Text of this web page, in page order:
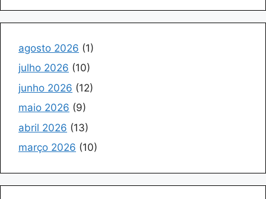
agosto 2026 (1)
julho 2026 (10)
junho 2026 (12)
maio 2026 (9)
abril 2026 (13)
março 2026 (10)